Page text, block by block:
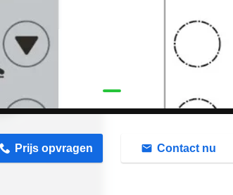
Prijs opvragen Contact nu